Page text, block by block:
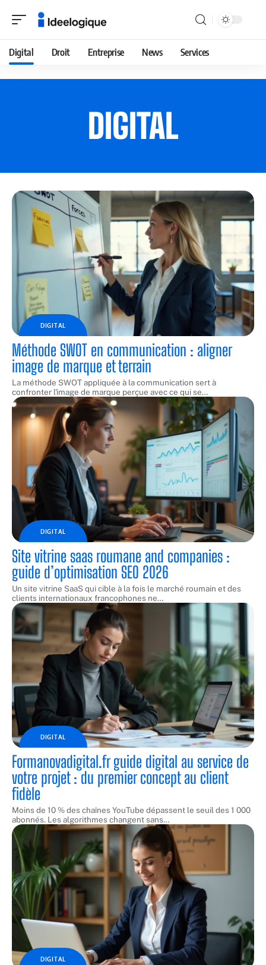
Digital Droit Entreprise News Services
DIGITAL
DIGITAL
Méthode SWOT en communication : aligner
image de marque et terrain
La méthode SWOT appliquée à la communication sert à
confronter l'image de marque perçue avec ce qui se…
DIGITAL
Site vitrine saas roumane and companies :
guide d’optimisation SEO 2026
Un site vitrine SaaS qui cible à la fois le marché roumain et des
clients internationaux francophones ne…
DIGITAL
Formanovadigital.fr guide digital au service de
votre projet : du premier concept au client
fidèle
Moins de 10 % des chaînes YouTube dépassent le seuil des 1 000
abonnés. Les algorithmes changent sans…
DIGITAL